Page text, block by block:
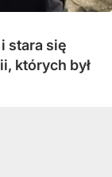
stara się
których był